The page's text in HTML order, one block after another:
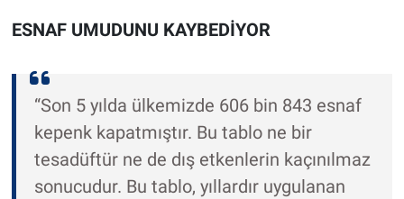
ESNAF UMUDUNU KAYBEDİYOR
“Son 5 yılda ülkemizde 606 bin 843 esnaf
kepenk kapatmıştır. Bu tablo ne bir
tesadüftür ne de dış etkenlerin kaçınılmaz
sonucudur. Bu tablo, yıllardır uygulanan